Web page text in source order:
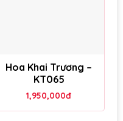
Hoa Khai Trương –
KT065
1,950,000đ